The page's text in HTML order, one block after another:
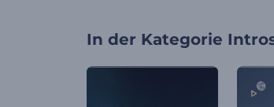
In der Kategorie